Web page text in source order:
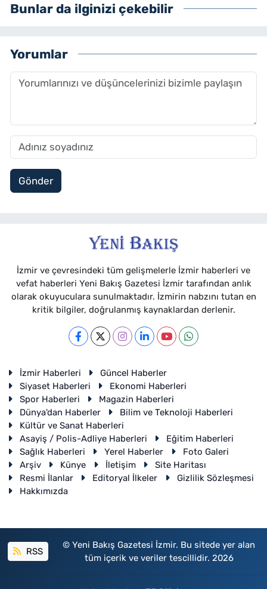
Bunlar da ilginizi çekebilir
Yorumlar
Gönder
İzmir ve çevresindeki tüm gelişmelerle İzmir haberleri ve
vefat haberleri Yeni Bakış Gazetesi İzmir tarafından anlık
olarak okuyuculara sunulmaktadır. İzmirin nabzını tutan en
kritik bilgiler, doğrulanmış kaynaklardan derlenir.
İzmir Haberleri
Güncel Haberler
Siyaset Haberleri
Ekonomi Haberleri
Spor Haberleri
Magazin Haberleri
Dünya'dan Haberler
Bilim ve Teknoloji Haberleri
Kültür ve Sanat Haberleri
Asayiş / Polis-Adliye Haberleri
Eğitim Haberleri
Sağlık Haberleri
Yerel Haberler
Foto Galeri
Arşiv
Künye İletişim
Site Haritası
Resmi İlanlar
Editoryal İlkeler
Gizlilik Sözleşmesi
Hakkımızda
RSS
© Yeni Bakış Gazetesi İzmir. Bu sitede yer alan
tüm içerik ve veriler tescillidir. 2026